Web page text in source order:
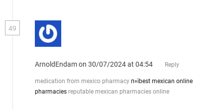
49
ArnoldEndamon 30/07/2024 at 04:54 Reply
medication from mexico pharmacy п»їbest mexican online
pharmacies reputable mexican pharmacies online